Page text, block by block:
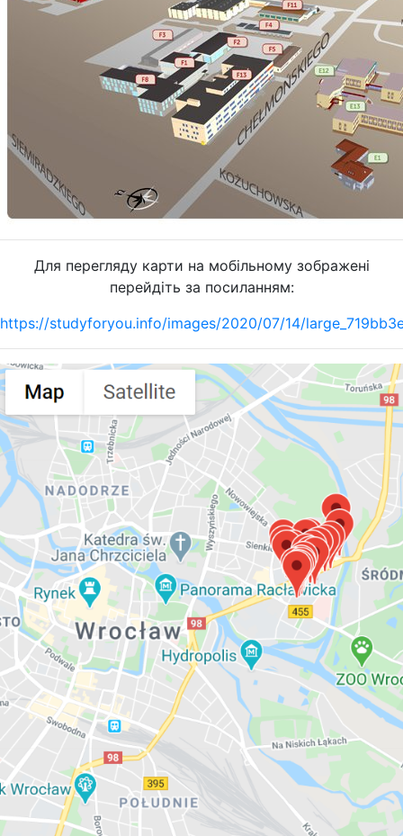
Для перегляду карти на мобільному зображені
перейдіть за посиланням:
https://studyforyou.info/images/2020/07/14/